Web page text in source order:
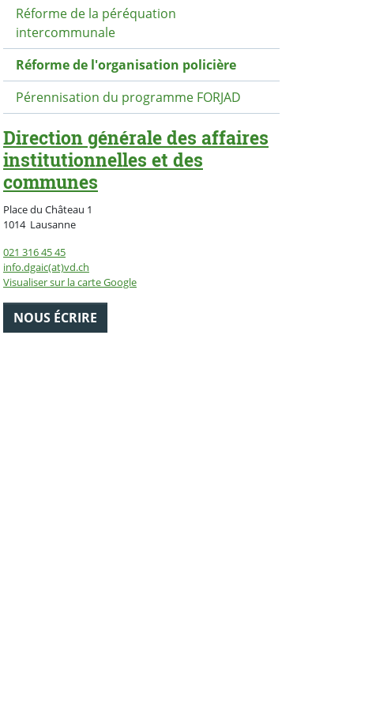
Réforme de la péréquation
intercommunale
Réforme de l'organisation policière
Pérennisation du programme FORJAD
Direction générale des affaires
institutionnelles et des
communes
Place du Château 1
1014 LausanneSuisse
021 316 45 45
info.dgaic(at)vd.ch
Visualiser sur la carte Google
NOUS ÉCRIRE